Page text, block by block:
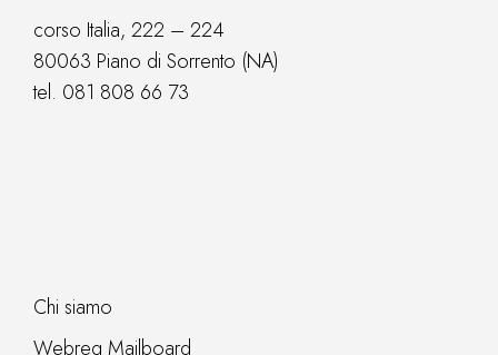
corso Italia, 222 – 224
80063 Piano di Sorrento (NA)
tel. 081 808 66 73
Chi siamo
Webreq Mailboard